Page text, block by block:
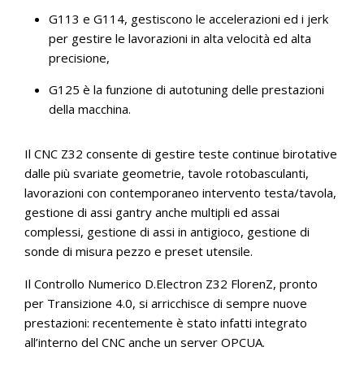
G113 e G114, gestiscono le accelerazioni ed i jerk
per gestire le lavorazioni in alta velocità ed alta
precisione,
G125 è la funzione di autotuning delle prestazioni
della macchina.
Il CNC Z32 consente di gestire teste continue birotative
dalle più svariate geometrie, tavole rotobasculanti,
lavorazioni con contemporaneo intervento testa/tavola,
gestione di assi gantry anche multipli ed assai
complessi, gestione di assi in antigioco, gestione di
sonde di misura pezzo e preset utensile.
Il Controllo Numerico D.Electron Z32 FlorenZ, pronto
per Transizione 4.0, si arricchisce di sempre nuove
prestazioni: recentemente è stato infatti integrato
all’interno del CNC anche un server OPCUA.